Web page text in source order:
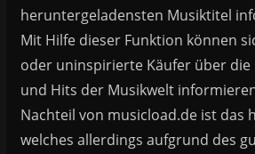
heruntergeladensten Musiktitel
Mit Hilfe dieser Funktion können
oder uninspirierte Käufer über die
und Hits der Musikwelt
Nachteil von musicload.de ist das
welches allerdings aufgrund des